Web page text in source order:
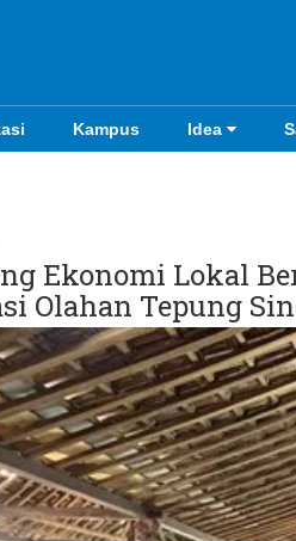
Kampus Idea
Ekonomi Lokal
Olahan Tepung